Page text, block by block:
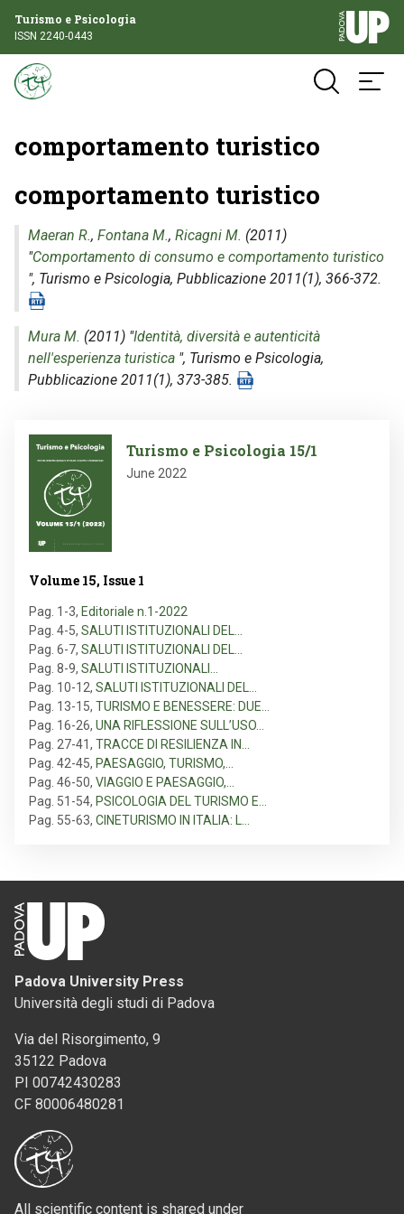
Turismo e Psicologia
ISSN 2240-0443
comportamento turistico
comportamento turistico
Maeran R., Fontana M., Ricagni M. (2011)
"Comportamento di consumo e comportamento turistico
", Turismo e Psicologia, Pubblicazione 2011(1), 366-372.
Mura M. (2011) "Identità, diversità e autenticità
nell'esperienza turistica ", Turismo e Psicologia,
Pubblicazione 2011(1), 373-385.
Image
Turismo e Psicologia 15/1
June 2022
Volume 15, Issue 1
Pag. 1-3, Editoriale n.1-2022
Pag. 4-5, SALUTI ISTITUZIONALI DEL…
Pag. 6-7, SALUTI ISTITUZIONALI DEL…
Pag. 8-9, SALUTI ISTITUZIONALI…
Pag. 10-12, SALUTI ISTITUZIONALI DEL…
Pag. 13-15, TURISMO E BENESSERE: DUE…
Pag. 16-26, UNA RIFLESSIONE SULL’USO…
Pag. 27-41, TRACCE DI RESILIENZA IN…
Pag. 42-45, PAESAGGIO, TURISMO,…
Pag. 46-50, VIAGGIO E PAESAGGIO,…
Pag. 51-54, PSICOLOGIA DEL TURISMO E…
Pag. 55-63, CINETURISMO IN ITALIA: L…
Padova University Press
Università degli studi di Padova
Via del Risorgimento, 9
35122 Padova
PI 00742430283
CF 80006480281
All scientific content is shared under